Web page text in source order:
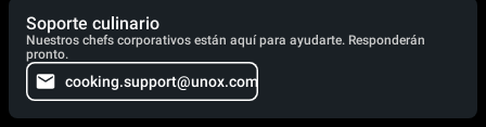
Soporte culinario
Nuestros chefs corporativos están aquí para ayudarte. Responderán
pronto.
cooking.support@unox.com